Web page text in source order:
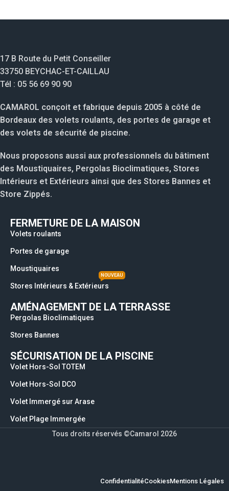
17 B Route du Petit Conseiller
33750 BEYCHAC-ET-CAILLAU
Tél : 05 56 69 90 90
CAMAROL conçoit et fabrique depuis 2005 à côté de
Bordeaux des volets roulants, des portes de garage et
des volets de sécurité de piscine.
Nous proposons aussi aux professionnels du bâtiment
des Moustiquaires, Pergolas Bioclimatiques, Stores
Intérieurs et Extérieurs ainsi que des Stores Bannes et
Store Zippés.
FERMETURE DE LA MAISON
Volets roulants
Portes de garage
Moustiquaires
Stores Intérieurs & Extérieurs
NOUVEAU
AMÉNAGEMENT DE LA TERRASSE
Pergolas Bioclimatiques
Stores Bannes
SÉCURISATION DE LA PISCINE
Volet Hors-Sol TOTEM
Volet Hors-Sol DCO
Volet Immergé sur Arase
Volet Plage Immergée
Tous droits réservés ©Camarol 2026
Mentions Légales
Cookies
Confidentialité